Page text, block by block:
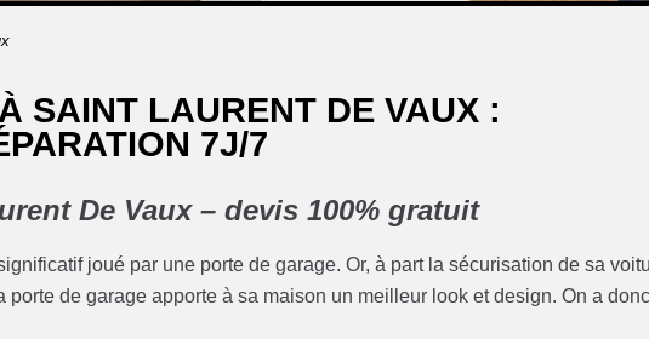
SAINT LAURENT DE VAUX :
7J/7
De Vaux – devis 100% gratuit
joué par une porte de garage. Or, à part la sécurisation de sa
de garage apporte à sa maison un meilleur look et design. On a donc